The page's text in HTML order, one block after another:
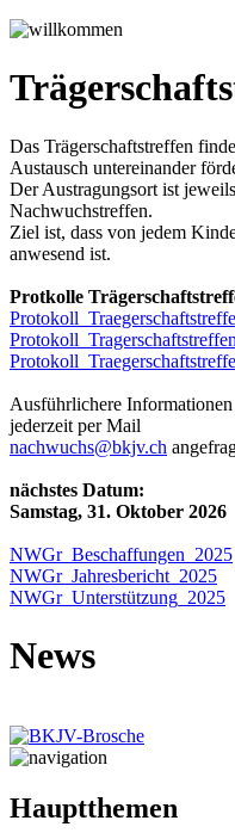
Das Trägerschaftstreffen
Austausch untereinander
Der Austragungsort ist
Nachwuchstreffen.
Ziel ist, dass von jedem
anwesend ist.
Protkolle
Ausführlichere
jederzeit per Mail
nachwuchs@bkjv.ch
nächstes Datum:
Samstag, 31. Oktober 2026
NWGr_Beschaffungen_2025
NWGr_Jahresbericht_2025
NWGr_Unterstützung_2025
News
Hauptthemen